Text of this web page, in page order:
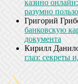
казино
разумно
Григорий
банковскую
документа
Кирилл
глаз: секреты